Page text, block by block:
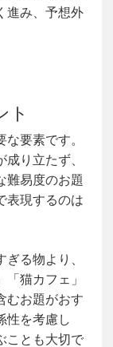
進み、予想外
ト
要素です。
り立たず、
難易度のお題
表現するのは
る物より、
「猫カフェ」
むお題がおす
性を考慮し
ことも大切で